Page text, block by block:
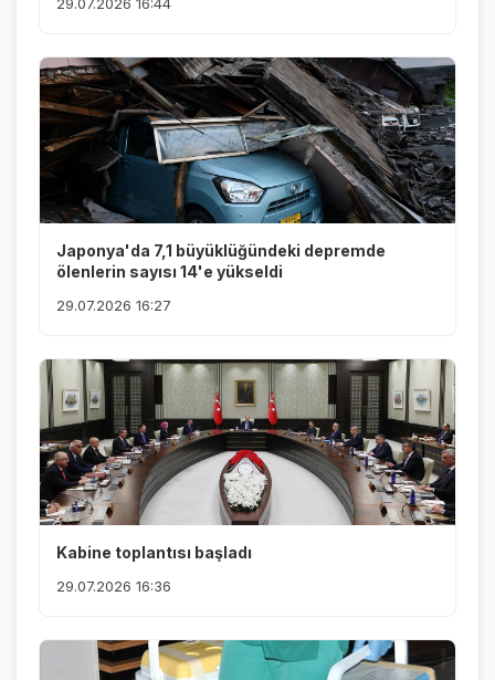
Japonya'da 7,1 büyüklüğündeki depremde
ölenlerin sayısı 14'e yükseldi
29.07.2026 16:27
Kabine toplantısı başladı
29.07.2026 16:36